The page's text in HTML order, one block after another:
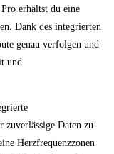
erhältst du eine
Dank ​des ​integrierten
genau​ verfolgen und
und
Daten zu
⁢Herzfrequenzzonen